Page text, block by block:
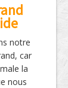
notre
car
la
nous